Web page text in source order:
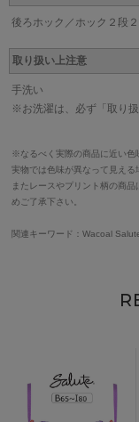
後ろホック／ホック２段
取り扱い上注意
手洗い
※お洗濯は、必ず「取り
※なるべく実際の商品に近い色
実物では色味が異なって見える
またレースやプリント柄の商
めご了承下さい。
関連キーワード：Wacoal